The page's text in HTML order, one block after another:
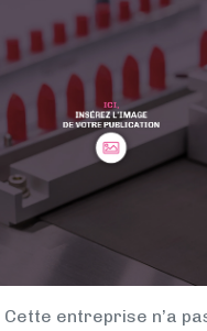
Cette entreprise n’a